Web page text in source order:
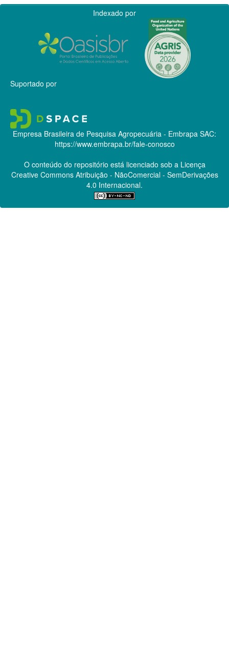
Indexado por
Suportado por
Empresa Brasileira de Pesquisa Agropecuária - Embrapa SAC:
https://www.embrapa.br/fale-conosco
O conteúdo do repositório está licenciado sob a Licença
Creative CommonsAtribuição - NãoComercial - SemDerivações
4.0 Internacional.